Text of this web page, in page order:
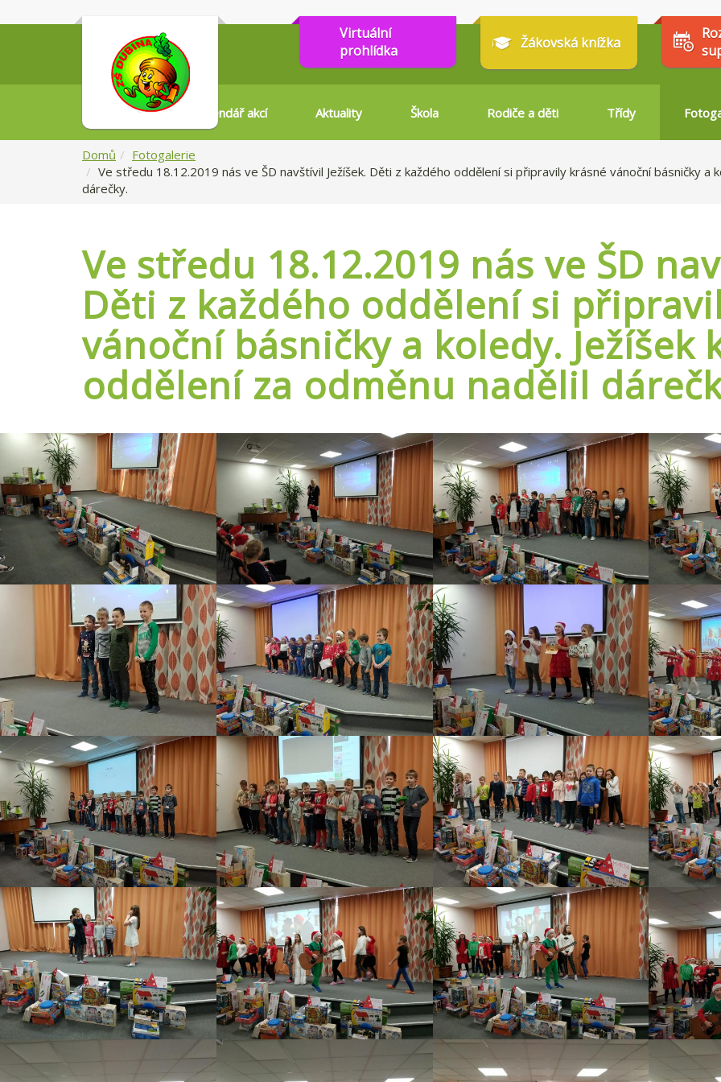
Virtuální
prohlídka
Žákovská knížka
Kalendář akcí Aktuality Škola Rodiče a děti Třídy
Domů
Fotogalerie
Ve středu 18.12.2019 nás ve ŠD navštívil Ježíšek. Děti z každého oddělení si připravily krásné vánoční básničky a
dárečky.
Ve středu 18.12.2019 nás ve ŠD
Děti z každého oddělení si
vánoční básničky a koledy. Ježíšek
oddělení za odměnu nadělil